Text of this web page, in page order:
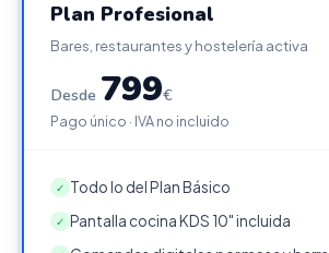
Plan Profesional
Bares, restaurantes y hostelería activa
Desde 799€
Pago único · IVA no incluido
✓ Todo lo del Plan Básico
✓ Pantalla cocina KDS 10" incluida